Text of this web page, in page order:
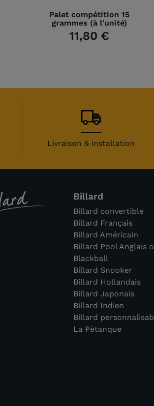
Palet compétition 15
grammes (à l'unité)
11,80 €
Livraison & installation
Billard
Billard convertible
Billard Français
Billard Américain
Billard Pool Anglais
Blackball
Billard Snooker
Billard Hollandais
Billard Japonais
Billard Indien
Billard
La Pétanque